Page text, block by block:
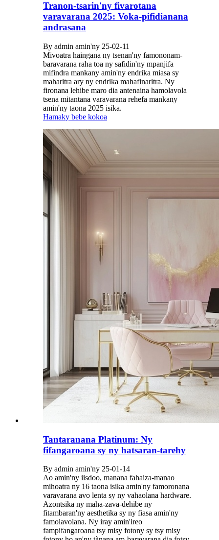
Tranon-tsarin'ny fivarotana
varavarana 2025: Voka-pifidianana
andrasana
By admin amin'ny 25-02-11
Mivoatra haingana ny tsenan'ny famononam-
baravarana raha toa ny safidin'ny mpanjifa
mifindra mankany amin'ny endrika miasa sy
maharitra ary ny endrika mahafinaritra. Ny
fironana lehibe maro dia antenaina hamolavola
tsena mitantana varavarana rehefa mankany
amin'ny taona 2025 isika.
Hamaky bebe kokoa
Tantaranana Platinum: Ny
fifangaroana sy ny hatsaran-tarehy
By admin amin'ny 25-01-14
Ao amin'ny iisdoo, manana fahaiza-manao
mihoatra ny 16 taona isika amin'ny famoronana
varavarana avo lenta sy ny vahaolana hardware.
Azontsika ny maha-zava-dehibe ny
fitambaran'ny aesthetika sy ny fiasa amin'ny
famolavolana. Ny iray amin'ireo
fampifangaroana tsy misy fotony sy tsy misy